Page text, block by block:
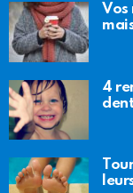
Vos
4